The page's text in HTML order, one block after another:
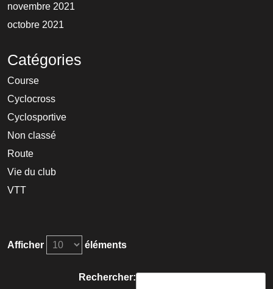
novembre 2021
octobre 2021
Catégories
Course
Cyclocross
Cyclosportive
Non classé
Route
Vie du club
VTT
Afficher éléments
Rechercher: